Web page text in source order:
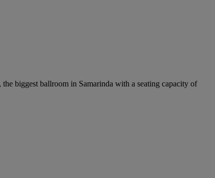
biggest ballroom in Samarinda with a seating capacity of